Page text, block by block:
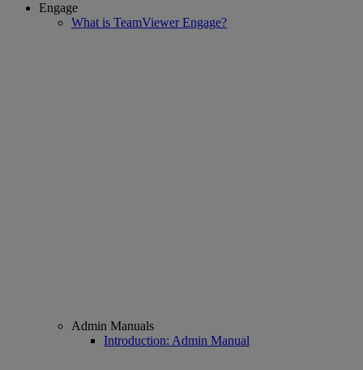
Engage
What is TeamViewer Engage?
Admin Manuals
Introduction: Admin Manual